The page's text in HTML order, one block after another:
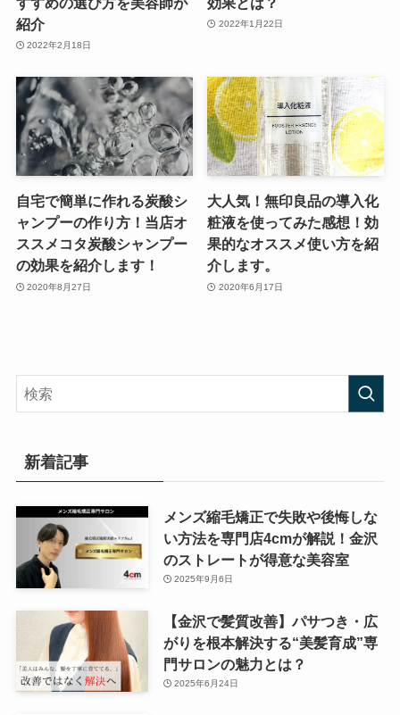
紹介
2022年2月18日
2022年1月22日
自宅で簡単に作れる炭酸シ
ャンプーの作り方！当店オ
ススメコタ炭酸シャンプー
の効果を紹介します！
2020年8月27日
大人気！無印良品の導入化
粧液を使ってみた感想！効
果的なオススメ使い方を紹
介します。
2020年6月17日
新着記事
メンズ縮毛矯正で失敗や後悔しな
い方法を専門店4cmが解説！金沢
のストレートが得意な美容室
2025年9月6日
【金沢で髪質改善】パサつき・広
がりを根本解決する“美髪育成”専
門サロンの魅力とは？
2025年6月24日